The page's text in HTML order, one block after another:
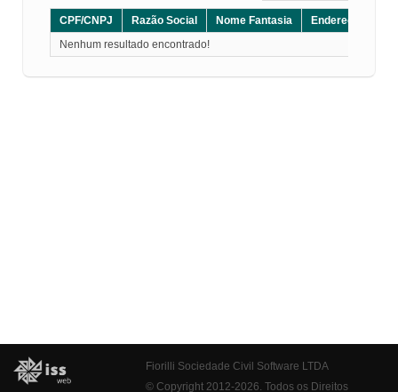
CPF/CNPJ Razão Social Nome Fantasia Endereço
Nenhum resultado encontrado!
Fiorilli Sociedade Civil Software LTDA
© Copyright 2012-2026. Todos os Direitos